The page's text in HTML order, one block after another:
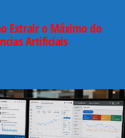
Extrair o Máximo do
Artificiais